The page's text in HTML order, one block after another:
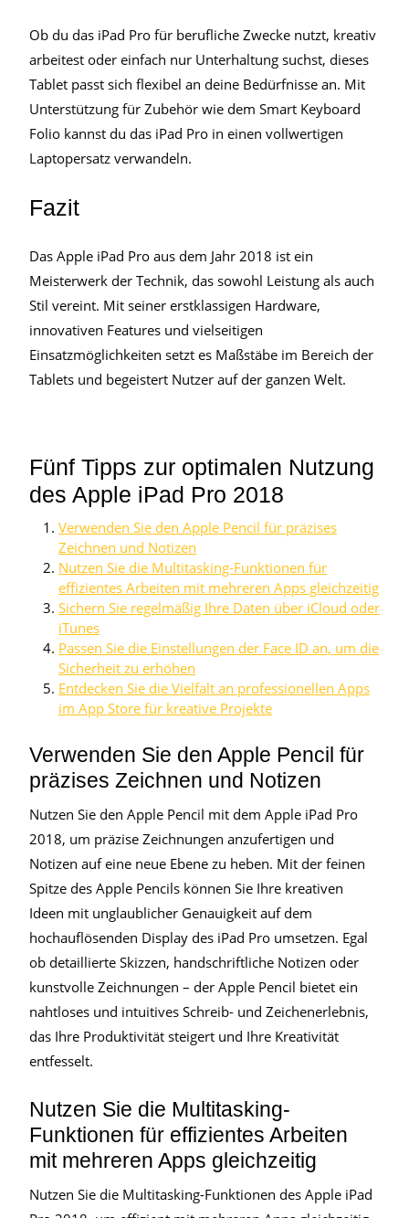
Ob du das iPad Pro für berufliche Zwecke nutzt, kreativ
arbeitest oder einfach nur Unterhaltung suchst, dieses
Tablet passt sich flexibel an deine Bedürfnisse an. Mit
Unterstützung für Zubehör wie dem Smart Keyboard
Folio kannst du das iPad Pro in einen vollwertigen
Laptopersatz verwandeln.
Fazit
Das Apple iPad Pro aus dem Jahr 2018 ist ein
Meisterwerk der Technik, das sowohl Leistung als auch
Stil vereint. Mit seiner erstklassigen Hardware,
innovativen Features und vielseitigen
Einsatzmöglichkeiten setzt es Maßstäbe im Bereich der
Tablets und begeistert Nutzer auf der ganzen Welt.
Fünf Tipps zur optimalen Nutzung
des Apple iPad Pro 2018
Verwenden Sie den Apple Pencil für präzises
Zeichnen und Notizen
Nutzen Sie die Multitasking-Funktionen für
effizientes Arbeiten mit mehreren Apps gleichzeitig
Sichern Sie regelmäßig Ihre Daten über iCloud oder
iTunes
Passen Sie die Einstellungen der Face ID an, um die
Sicherheit zu erhöhen
Entdecken Sie die Vielfalt an professionellen Apps
im App Store für kreative Projekte
Verwenden Sie den Apple Pencil für
präzises Zeichnen und Notizen
Nutzen Sie den Apple Pencil mit dem Apple iPad Pro
2018, um präzise Zeichnungen anzufertigen und
Notizen auf eine neue Ebene zu heben. Mit der feinen
Spitze des Apple Pencils können Sie Ihre kreativen
Ideen mit unglaublicher Genauigkeit auf dem
hochauflösenden Display des iPad Pro umsetzen. Egal
ob detaillierte Skizzen, handschriftliche Notizen oder
kunstvolle Zeichnungen – der Apple Pencil bietet ein
nahtloses und intuitives Schreib- und Zeichenerlebnis,
das Ihre Produktivität steigert und Ihre Kreativität
entfesselt.
Nutzen Sie die Multitasking-
Funktionen für effizientes Arbeiten
mit mehreren Apps gleichzeitig
Nutzen Sie die Multitasking-Funktionen des Apple iPad